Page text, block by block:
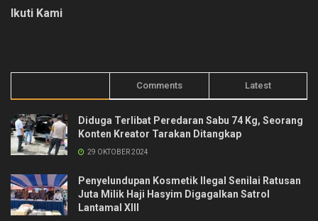
Ikuti Kami
Comments Latest
Diduga Terlibat Peredaran Sabu 74 Kg, Seorang
Konten Kreator Tarakan Ditangkap
29 OKTOBER 2024
Penyelundupan Kosmetik Ilegal Senilai Ratusan
Juta Milik Haji Hasyim Digagalkan Satrol
Lantamal XIII